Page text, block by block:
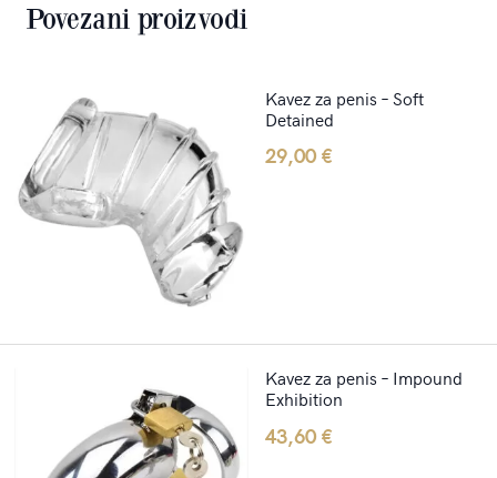
Povezani proizvodi
Kavez za penis – Soft
Detained
29,00€
Kavez za penis – Impound
Exhibition
43,60€